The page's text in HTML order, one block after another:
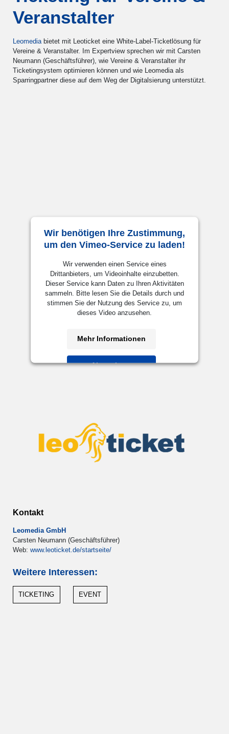
Veranstalter
Leomediabietet mit Leoticket eine White-Label-Ticketlösung für
Vereine & Veranstalter. Im Expertview sprechen wir mit Carsten
Neumann (Geschäftsführer), wie Vereine & Veranstalter ihr
Ticketingsystem optimieren können und wie Leomedia als
Sparringpartner diese auf dem Weg der Digitalsierung unterstützt.
Wir benötigen Ihre Zustimmung,
um den Vimeo-Service zu laden!
Wir verwenden einen Service eines
Drittanbieters, um Videoinhalte einzubetten.
Dieser Service kann Daten zu Ihren Aktivitäten
sammeln. Bitte lesen Sie die Details durch und
stimmen Sie der Nutzung des Service zu, um
dieses Video anzusehen.
Mehr Informationen
Akzeptieren
Kontakt
Leomedia GmbH
Carsten Neumann (Geschäftsführer)
Web: www.leoticket.de/startseite/
Weitere Interessen:
TICKETING EVENT